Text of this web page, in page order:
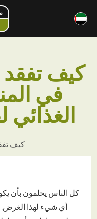
كيف
في
الغذائي
كيف
كل الناس يحلمون بأن
أي شيء لهذا